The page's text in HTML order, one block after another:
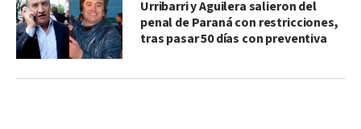
Urribarri y Aguilera salieron del
penal de Paraná con restricciones,
tras pasar 50 días con preventiva